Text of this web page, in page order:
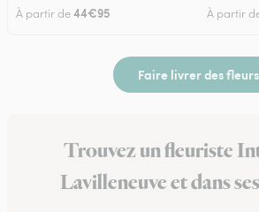
À partir de44€95 À partir
Faire livrer des fleurs
Trouvez un fleuriste
Lavilleneuve et dans